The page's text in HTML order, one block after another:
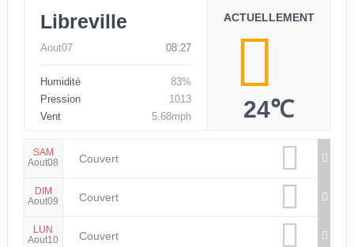
Libreville
Aout07 08:27
Humidité
83%
Pression
1013
Vent
5.68mph
ACTUELLEMENT
24℃
SAM
Aout08
Couvert
DIM
Aout09
Couvert
LUN
Aout10
Couvert